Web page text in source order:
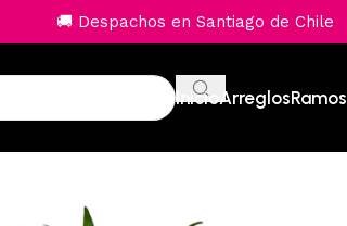
🚚 Despachos en Santiago de Chile
InicioArreglosRamos